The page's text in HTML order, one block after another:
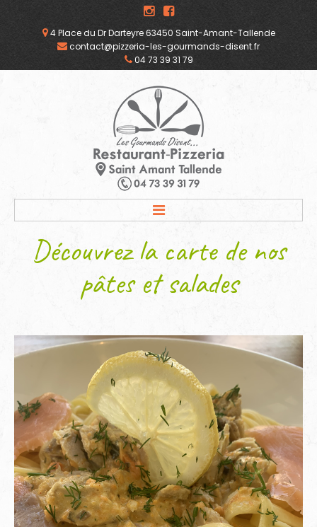
4 Place du Dr Darteyre 63450 Saint-Amant-Tallende
contact@pizzeria-les-gourmands-disent.fr
04 73 39 31 79
NOS VALEURS
NOS PIZZAS
NOS BURGERS ET TARTINES
NOTRE RESTAURANT
DISTRIBUTEUR PARTENAIRE
CONTACT
Découvrez la carte de nos
pâtes et salades